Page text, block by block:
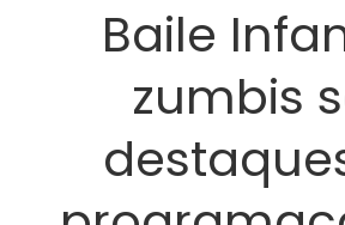
Baile
zumbis